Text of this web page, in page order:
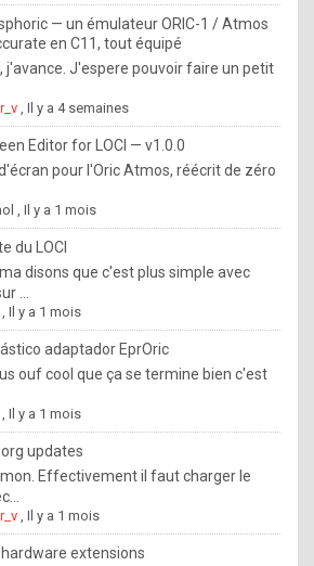
.
I
f
y
o
u
w
a
n
t
o
n
o
w
h
o
— un émulateur ORIC-1 / Atmos
en C11, tout équipé
j'avance. J'espere pouvoir faire un petit
,Il y a 4 semaines
Editor for LOCI — v1.0.0
pour l'Oric Atmos, réécrit de zéro
,Il y a 1 mois
du LOCI
disons que c'est plus simple avec
...
,Il y a 1 mois
adaptador EprOric
ouf cool que ça se termine bien c'est
,Il y a 1 mois
updates
Effectivement il faut charger le
,Il y a 1 mois
hardware extensions